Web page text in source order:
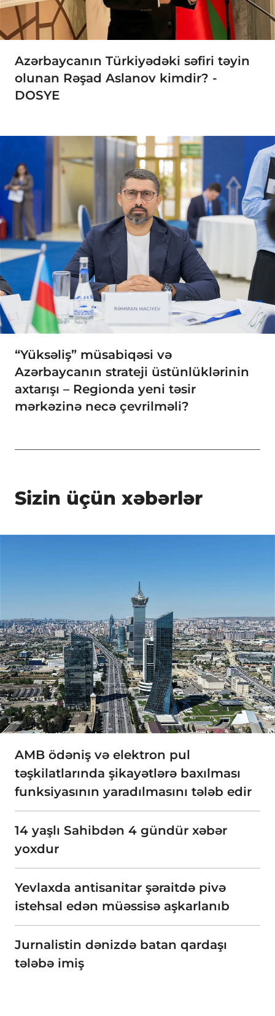
Azərbaycanın Türkiyədəki səfiri təyin
olunan Rəşad Aslanov kimdir? -
DOSYE
“Yüksəliş” müsabiqəsi və
Azərbaycanın strateji üstünlüklərinin
axtarışı – Regionda yeni təsir
mərkəzinə necə çevrilməli?
Sizin üçün xəbərlər
AMB ödəniş və elektron pul
təşkilatlarında şikayətlərə baxılması
funksiyasının yaradılmasını tələb edir
14 yaşlı Sahibdən 4 gündür xəbər
yoxdur
Yevlaxda antisanitar şəraitdə pivə
istehsal edən müəssisə aşkarlanıb
Jurnalistin dənizdə batan qardaşı
tələbə imiş